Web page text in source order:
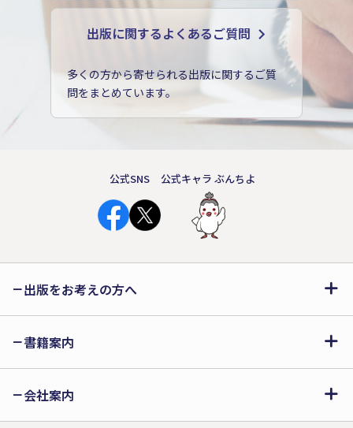
出版に関するよくあるご質問
多くの方から寄せられる出版に関するご質
問をまとめています。
公式SNS 公式キャラ ぶんちよ
出版をお考えの方へ
書籍案内
会社案内